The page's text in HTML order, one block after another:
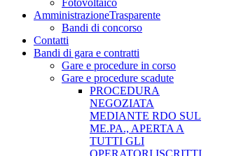
Fotovoltaico
AmministrazioneTrasparente
Bandi di concorso
Contatti
Bandi di gara e contratti
Gare e procedure in corso
Gare e procedure scadute
PROCEDURA
NEGOZIATA
MEDIANTE RDO SUL
ME.PA., APERTA A
TUTTI GLI
OPERATORI ISCRITTI